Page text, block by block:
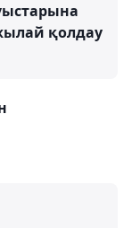
қолдау